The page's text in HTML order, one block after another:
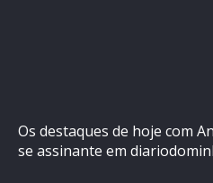
Os destaques de hoje com
se assinante em